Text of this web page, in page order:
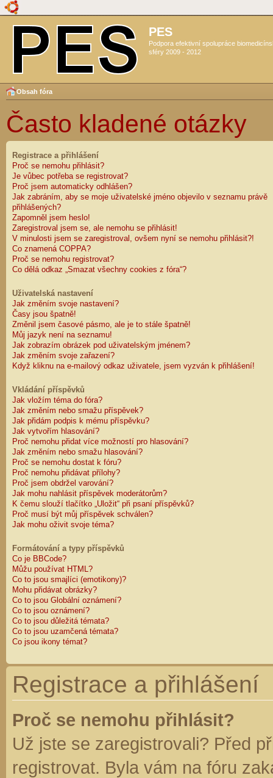
PES
Podpora efektivní spolupráce
sféry 2009 - 2012
Obsah fóra
Často kladené otázky
Registrace a přihlášení
Proč se nemohu přihlásit?
Je vůbec potřeba se registrovat?
Proč jsem automaticky odhlášen?
Jak zabráním, aby se moje uživatelské jméno objevilo v seznamu právě
přihlášených?
Zapomněl jsem heslo!
Zaregistroval jsem se, ale nemohu se přihlásit!
V minulosti jsem se zaregistroval, ovšem nyní se nemohu přihlásit?!
Co znamená COPPA?
Proč se nemohu registrovat?
Co dělá odkaz „Smazat všechny cookies z fóra“?
Uživatelská nastavení
Jak změním svoje nastavení?
Časy jsou špatně!
Změnil jsem časové pásmo, ale je to stále špatně!
Můj jazyk není na seznamu!
Jak zobrazím obrázek pod uživatelským jménem?
Jak změním svoje zařazení?
Když kliknu na e-mailový odkaz uživatele, jsem vyzván k přihlášení!
Vkládání příspěvků
Jak vložím téma do fóra?
Jak změním nebo smažu příspěvek?
Jak přidám podpis k mému příspěvku?
Jak vytvořím hlasování?
Proč nemohu přidat více možností pro hlasování?
Jak změním nebo smažu hlasování?
Proč se nemohu dostat k fóru?
Proč nemohu přidávat přílohy?
Proč jsem obdržel varování?
Jak mohu nahlásit příspěvek moderátorům?
K čemu slouží tlačítko „Uložit“ při psaní příspěvků?
Proč musí být můj příspěvek schválen?
Jak mohu oživit svoje téma?
Formátování a typy příspěvků
Co je BBCode?
Můžu používat HTML?
Co to jsou smajlíci (emotikony)?
Mohu přidávat obrázky?
Co to jsou Globální oznámení?
Co to jsou oznámení?
Co to jsou důležitá témata?
Co to jsou uzamčená témata?
Co jsou ikony témat?
Registrace a přihlášení
Proč se nemohu přihlásit?
Už jste se zaregistrovali? Před
registrovat. Byla vám na fóru